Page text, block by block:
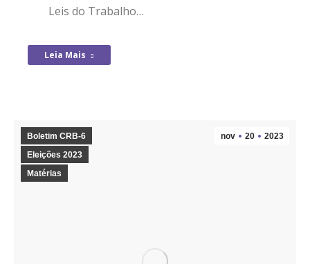
Leis do Trabalho…
Leia Mais
nov 20 2023
Boletim CRB-6
Eleições 2023
Matérias